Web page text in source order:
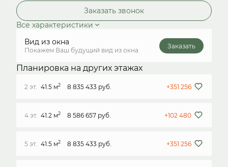
Заказать звонок
Все характеристики
Вид из окна
Покажем Ваш будущий вид из окна
Заказать
Планировка на других этажах
2 эт. 41.5 м2 8 835 433 руб. +351 256
4 эт. 41.2 м2 8 586 657 руб. +102 480
5 эт. 41.5 м2 8 835 433 руб. +351 256